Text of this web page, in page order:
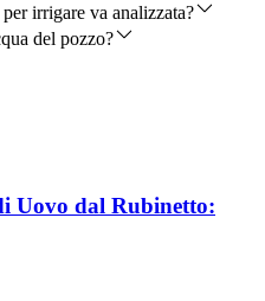
irrigare va analizzata?
del pozzo?
Uovo dal Rubinetto: